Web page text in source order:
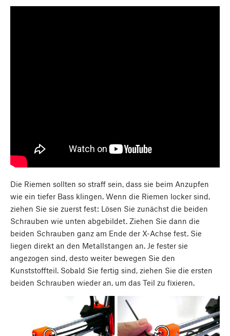
Die Riemen sollten so straff sein, dass sie beim Anzupfen
wie ein tiefer Bass klingen. Wenn die Riemen locker sind,
ziehen Sie sie zuerst fest: Lösen Sie zunächst die beiden
Schrauben wie unten abgebildet. Ziehen Sie dann die
beiden Schrauben ganz am Ende der X-Achse fest. Sie
liegen direkt an den Metallstangen an. Je fester sie
angezogen sind, desto weiter bewegen Sie den
Kunststoffteil. Sobald Sie fertig sind, ziehen Sie die ersten
beiden Schrauben wieder an, um das Teil zu fixieren.